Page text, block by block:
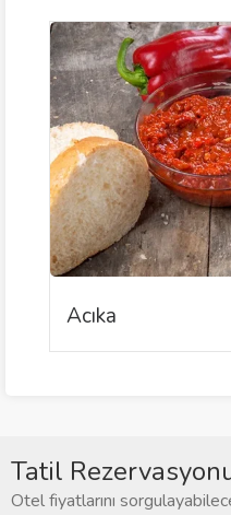
Acıka
Tatil
Otel fiyatlarını